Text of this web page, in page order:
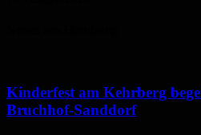
Kinderfest am Kehrberg
Bruchhof-Sanddorf